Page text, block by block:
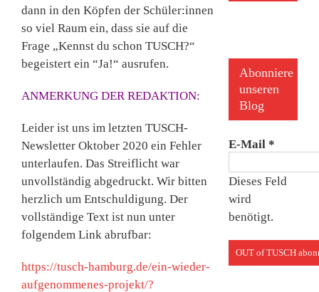
dann in den Köpfen der Schüler:innen
so viel Raum ein, dass sie auf die
Frage „Kennst du schon TUSCH?“
begeistert ein “Ja!“ ausrufen.
ANMERKUNG DER REDAKTION:
Leider ist uns im letzten TUSCH-
Newsletter Oktober 2020 ein Fehler
unterlaufen. Das Streiflicht war
unvollständig abgedruckt. Wir bitten
herzlich um Entschuldigung. Der
vollständige Text ist nun unter
folgendem Link abrufbar:
https://tusch-hamburg.de/ein-wieder-
aufgenommenes-projekt/?
Abonniere
unseren
Blog
E-Mail *
Dieses Feld
wird
benötigt.